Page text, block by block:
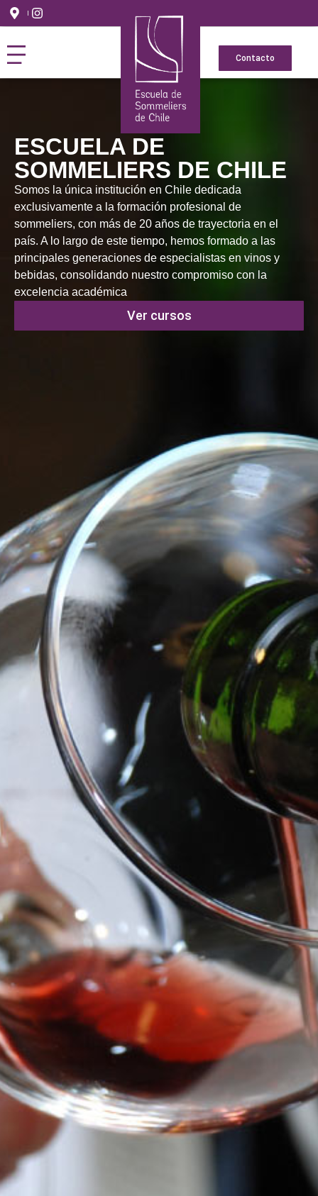
Contacto
ESCUELA DE
SOMMELIERS DE CHILE
Somos la única institución en Chile dedicada
exclusivamente a la formación profesional de
sommeliers, con más de 20 años de trayectoria en el
país. A lo largo de este tiempo, hemos formado a las
principales generaciones de especialistas en vinos y
bebidas, consolidando nuestro compromiso con la
excelencia académica
Ver cursos